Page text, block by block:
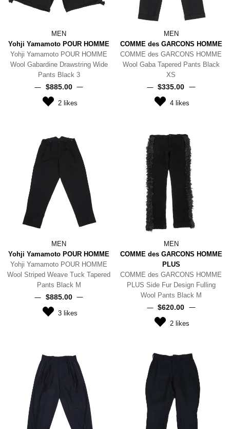
MEN
Yohji Yamamoto POUR HOMME
Yohji Yamamoto POUR HOMME
Wool Gabardine Drawstring Wide
Pants Black 3
$‌885.00
2likes
MEN
COMME des GARCONS HOMME
COMME des GARCONS HOMME
Wool Gaba Tapered Pants Black
XS
$‌335.00
4 likes
MEN
Yohji Yamamoto POUR HOMME
Yohji Yamamoto POUR HOMME
Wool Striped Weave Tuck Tapered
Pants Black M
$‌885.00
3likes
MEN
COMME des GARCONS HOMME
PLUS
COMME des GARCONS HOMME
PLUS Side Fur Design Fulling
Wool Pants Black M
$‌620.00
2 likes